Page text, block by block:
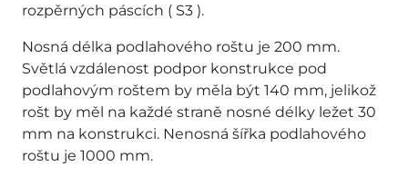
rozpěrných páscích ( S3 ).
Nosná délka podlahového roštu je 200 mm.
Světlá vzdálenost podpor konstrukce pod
podlahovým roštem by měla být 140 mm, jelikož
rošt by měl na každé straně nosné délky ležet 30
mm na konstrukci. Nenosná šířka podlahového
roštu je 1000 mm.